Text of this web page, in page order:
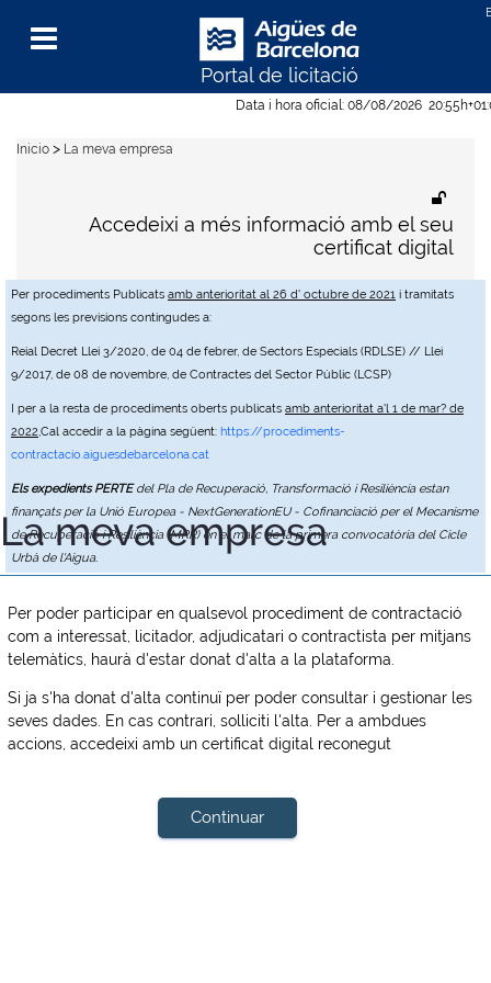
Data i hora oficial: 08/08/2026 20:55h
Per procediments Publicats amb anterioritat al 26 d' octubre de 2021 i tramitats
segons les previsions contingudes a:
Reial Decret Llei 3/2020, de 04 de febrer, de Sectors Especials (RDLSE) // Llei
9/2017, de 08 de novembre, de Contractes del Sector Públic (LCSP)
I per a la resta de procediments oberts publicats amb anterioritat a'l 1 de mar? de
2022,Cal accedir a la pàgina següent: https://procediments-
contractacio.aiguesdebarcelona.cat
Els expedients PERTEdel Pla de Recuperació, Transformació i Resiliència estan
finançats per la Unió Europea - NextGenerationEU - Cofinanciació per el Mecanisme
de Recuperació i Resiliència (MRR) en el marc de la primera convocatòria del Cicle
Urbà de l'Aigua.
Portal de licitació
Menu
Accedeixi a més informació amb el seu
certificat digital
Inicio > La meva empresa
La meva empresa
Per poder participar en qualsevol procediment de contractació
com a interessat, licitador, adjudicatari o contractista per mitjans
telemàtics, haurà d'estar donat d'alta a la plataforma.
Si ja s'ha donat d'alta continuï per poder consultar i gestionar les
seves dades. En cas contrari, solliciti l'alta. Per a ambdues
accions, accedeixi amb un certificat digital reconegut
Continuar